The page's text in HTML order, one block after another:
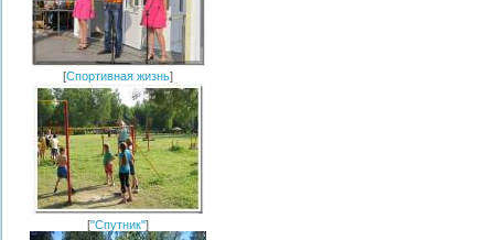
[Спортивная жизнь]
["Спутник"]